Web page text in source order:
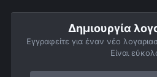
Δημιουργία
Εγγραφείτε για έναν νέο
Είναι